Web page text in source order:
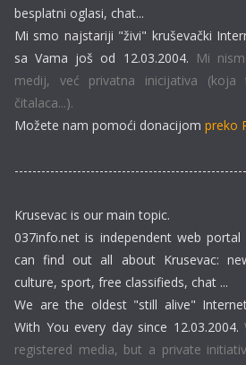
besplatni oglasi, chat...
Mi smo najstariji "živi" kruševački
sa Vama još od 12.03.2004. Mi
medij, već privatna inicijativa
čitalaca...).
Možete nam pomoći donacijom preko
Krusevac is our main topic.
037info.net is independent web
can find out all about Krusevac:
culture, sport, free classifieds, chat ...
We are the oldest "still alive"
With You every day since 12.03.2004.
registered media, but a private